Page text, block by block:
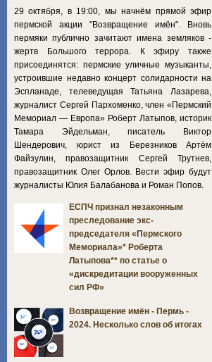
29 октября, в 19:00, мы начнём прямой эфир
пермской акции "Возвращение имён". Вновь
пермяки публично зачитают имена земляков -
жертв Большого террора. К эфиру также
присоединятся: пермские уличные музыканты,
устроившие недавно концерт солидарности на
Эспланаде, телеведущая Татьяна Лазарева,
журналист Сергей Пархоменко, член «Пермский
Мемориал — Европа» Роберт Латыпов, историк
Тамара Эйдельман, писатель Виктор
Шендерович, юрист из Березников Артём
Файзулин, правозащитник Сергей Трутнев,
правозащитник Олег Орлов. Вести эфир будут
журналисты Юлия Балабанова и Роман Попов.
ЕСПЧ признал незаконным
преследование экс-
председателя «Пермского
Мемориала»* Роберта
Латыпова** по статье о
«дискредитации вооруженных
сил РФ»
Возвращение имён - Пермь -
2024. Несколько слов об итогах